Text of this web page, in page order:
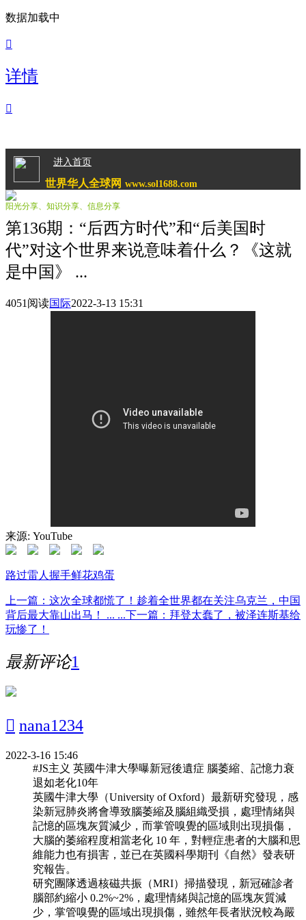
数据加载中

详情

进入首页
世界华人全球网 www.sol1688.com
阳光分享、知识分享、信息分享
第136期：“后西方时代”和“后美国时
代”对这个世界来说意味着什么？《这就
是中国》 ...
4051阅读国际2022-3-13 15:31
来源: YouTube
路过雷人 握手鲜花鸡蛋
上一篇：这次全球都慌了！趁着全世界都在关注乌克兰，中国
背后最大靠山出马！ ... ...下一篇：拜登太蠢了，被泽连斯基给
玩惨了！
最新评论1
 nana1234
2022-3-16 15:46
#JS主义 英國牛津大學曝新冠後遺症 腦萎縮、記憶力衰
退如老化10年
英國牛津大學（University of Oxford）最新研究發現，感
染新冠肺炎將會導致腦萎縮及腦組織受損，處理情緒與
記憶的區塊灰質減少，而掌管嗅覺的區域則出現損傷，
大腦的萎縮程度相當老化 10 年，對輕症患者的大腦和思
維能力也有損害，並已在英國科學期刊《自然》發表研
究報告。
研究團隊透過核磁共振（MRI）掃描發現，新冠確診者
腦部約縮小 0.2%~2%，處理情緒與記憶的區塊灰質減
少，掌管嗅覺的區域出現損傷，雖然年長者狀況較為嚴